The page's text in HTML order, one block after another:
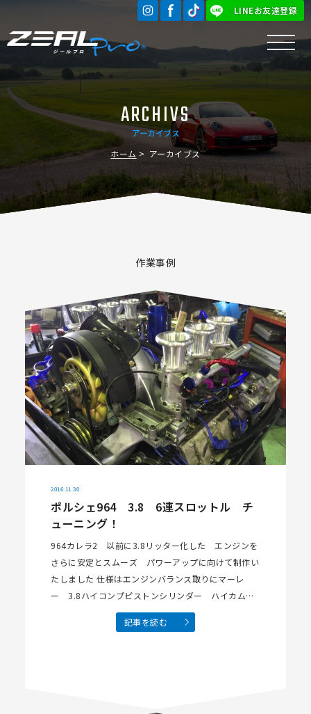
LINEお友達登録
アーカイブス
ARCHIVS
ホーム アーカイブス
作業事例
2016.11.30
ポルシェ964 3.8 6連スロットル チ
ューニング！
964カレラ2 以前に3.8リッター化した エンジンを
さらに安定とスムーズ パワーアップに向けて制作い
たしました 仕様はエンジンバランス取りにマーレ
ー 3.8ハイコンプピストンシリンダー ハイカム
強化ﾊﾞﾙﾌﾞスプリング チタンリテナー 6連スロット
ル MoTeC M84 …
記事を読む